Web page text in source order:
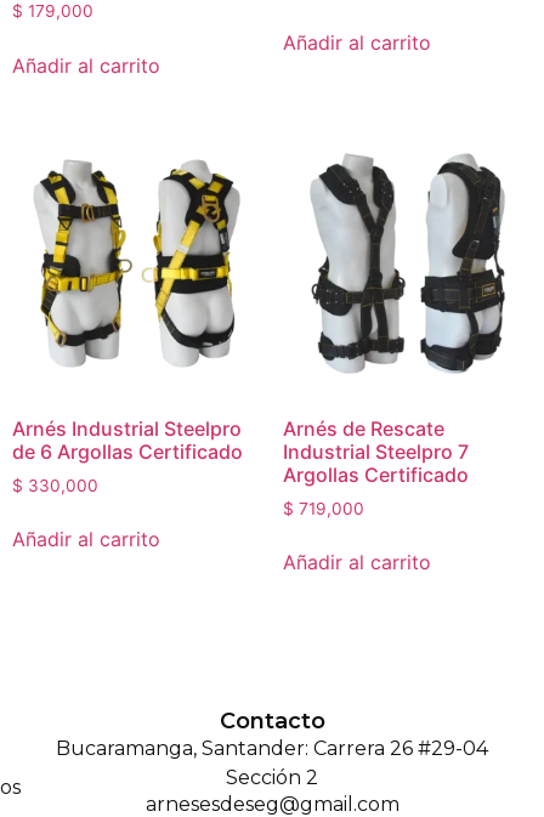
$ 179,000
Añadir al carrito
Añadir al carrito
Arnés Industrial Steelpro
de 6 Argollas Certificado
$ 330,000
Añadir al carrito
Arnés de Rescate
Industrial Steelpro 7
Argollas Certificado
$ 719,000
Añadir al carrito
Contacto
Bucaramanga, Santander: Carrera 26 #29-04
Sección 2
arnesesdeseg@gmail.com